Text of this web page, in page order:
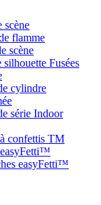
scène
flamme
scène
Fusées
cylindre
série Indoor
confettis TM
easyFetti™